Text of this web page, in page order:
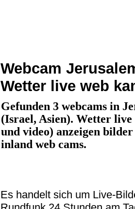
Webcam
Wetter live web
Gefunden 3 webcams in
(Israel, Asien). Wetter
und video) anzeigen
inland web cams.
Es handelt sich um Live-